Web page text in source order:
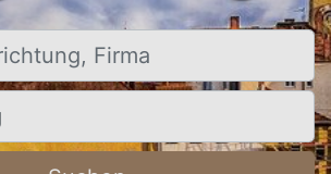
Firma